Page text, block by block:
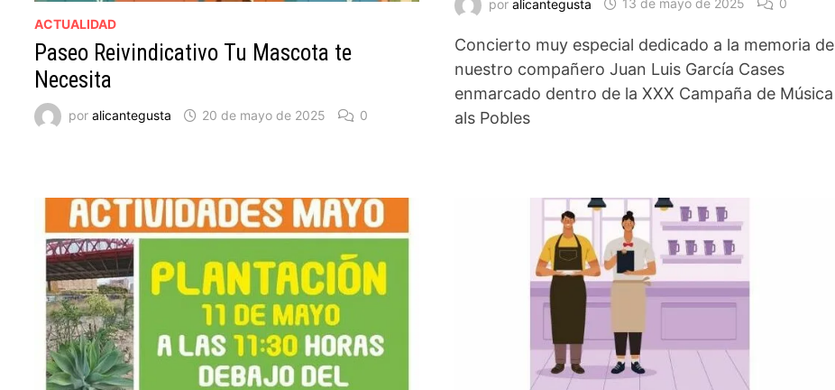
ACTUALIDAD
Paseo Reivindicativo Tu Mascota te
Necesita
poralicantegusta 20 de mayo de 2025 0
por alicantegusta 13 de mayo de 2025 0
Concierto muy especial dedicado a la memoria de
nuestro compañero Juan Luis García Cases
enmarcado dentro de la XXX Campaña de Música
als Pobles